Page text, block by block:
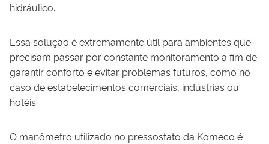
hidráulico.
Essa solução é extremamente útil para ambientes que
precisam passar por constante monitoramento a fim de
garantir conforto e evitar problemas futuros, como no
caso de estabelecimentos comerciais, indústrias ou
hotéis.
O manômetro utilizado no pressostato da Komeco é